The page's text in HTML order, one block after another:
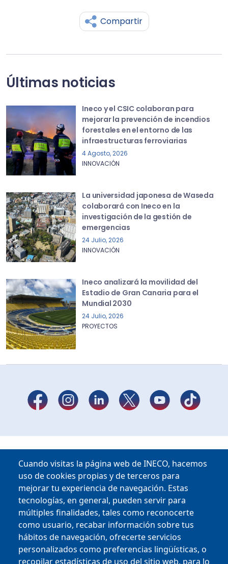
Cuando visitas la página web de INECO, hacemos
uso de cookies propias y de terceros para
mejorar tu experiencia de navegación. Estas
tecnologías, en general, pueden servir para
múltiples finalidades, tales como reconocerte
como usuario, recabar información sobre tus
hábitos de navegación, ofrecerte servicios
personalizados como preferencias lingüísticas, o
recopilar estadísticas de uso del sitio web, para lo
Compartir
Últimas noticias
Ineco y el CSIC colaboran para
mejorar la prevención de incendios
forestales en el entorno de las
infraestructuras ferroviarias
4 Agosto, 2026
INNOVACIÓN
La universidad japonesa de Waseda
colaborará con Ineco en la
investigación de la gestión de
emergencias
24 Julio, 2026
INNOVACIÓN
Ineco analizará la movilidad del
Estadio de Gran Canaria para el
Mundial 2030
24 Julio, 2026
PROYECTOS
Copyright © 2025